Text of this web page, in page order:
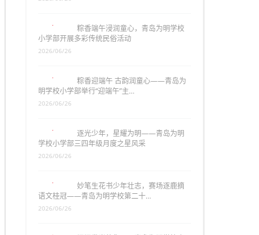
粽香端午浸润童心，青岛为明学校
小学部开展多彩传统民俗活动
粽香迎端午 古韵润童心——青岛为
明学校小学部举行“迎端午”主…
逐光少年，星耀为明——青岛为明
学校小学部三四年级月度之星风采
妙笔生花书少年壮志，赛场逐鹿摘
语文桂冠——青岛为明学校第二十…